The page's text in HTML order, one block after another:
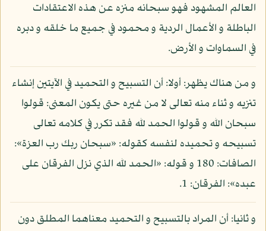
العالم المشهود فهو سبحانه منزه عن هذه الاعتقادات
الباطلة و الأعمال الردية و محمود في جميع ما خلقه و دبره
في السماوات و الأرض.
و من هناك يظهر: أولا: أن التسبيح و التحميد في الآيتين إنشاء
تنزيه و ثناء منه تعالى لا من غيره حتى يكون المعنى: قولوا
سبحان الله و قولوا الحمد لله فقد تكرر في كلامه تعالى
تسبيحه و تحميده لنفسه كقوله: «سبحان ربك رب العزة»:
الصافات: 180 و قوله: «الحمد لله الذي نزل الفرقان على
عبده»: الفرقان: 1.
و ثانيا: أن المراد بالتسبيح و التحميد معناهما المطلق دون